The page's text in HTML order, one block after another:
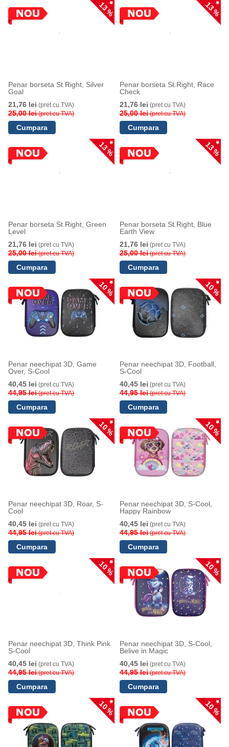
13 %
Penar borseta St.Right, Silver
Goal
21,76 lei (pret cu TVA)
25,00 lei(pret cu TVA)
13 %
Penar borseta St.Right, Race
Check
21,76 lei (pret cu TVA)
25,00 lei(pret cu TVA)
13 %
Penar borseta St.Right, Green
Level
21,76 lei (pret cu TVA)
25,00 lei(pret cu TVA)
13 %
Penar borseta St.Right, Blue
Earth View
21,76 lei (pret cu TVA)
25,00 lei(pret cu TVA)
10 %
Penar neechipat 3D, Game
Over, S-Cool
40,45 lei (pret cu TVA)
44,95 lei(pret cu TVA)
10 %
Penar neechipat 3D, Football,
S-Cool
40,45 lei (pret cu TVA)
44,95 lei(pret cu TVA)
10 %
Penar neechipat 3D, Roar, S-
Cool
40,45 lei (pret cu TVA)
44,95 lei(pret cu TVA)
10 %
Penar neechipat 3D, S-Cool,
Happy Rainbow
40,45 lei (pret cu TVA)
44,95 lei(pret cu TVA)
10 %
Penar neechipat 3D, Think Pink
S-Cool
40,45 lei (pret cu TVA)
44,95 lei(pret cu TVA)
10 %
Penar neechipat 3D, S-Cool,
Belive in Magic
40,45 lei (pret cu TVA)
44,95 lei(pret cu TVA)
10 % 10 %